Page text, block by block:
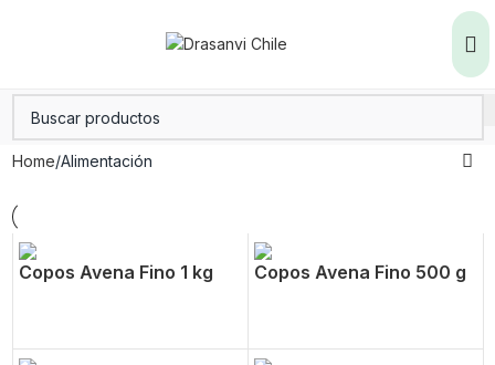
Home Alimentación
Copos Avena Fino 1 kg Copos Avena Fino 500 g